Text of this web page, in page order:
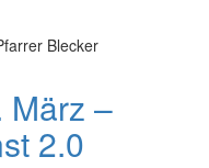
Blecker
März –
2.0